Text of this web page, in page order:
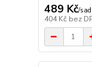
489 Kč/
404 Kč bez